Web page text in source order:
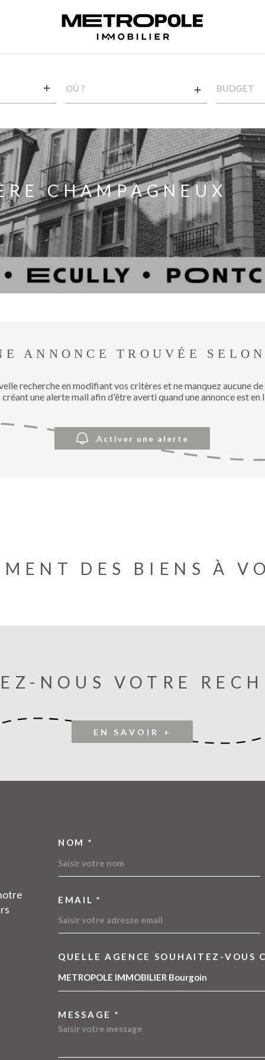
TEXTE
RÉFÉRENCE
CHAMPAGNEUX
ANNONCE TROUVÉE
recherche en modifiant vos critères et ne manquez aucune de
créant une alerte mail afin d'être averti quand une annonce est en
Activer une alerte
DES BIENS À
NOUS VOTRE
EN SAVOIR +
09 54 11 83 45
6 rue Claude Chappe
NOM *
EMAIL *
QUELLE AGENCE SOUHAITEZ-VOUS
METROPOLE IMMOBILIER Bourgoin
MESSAGE *